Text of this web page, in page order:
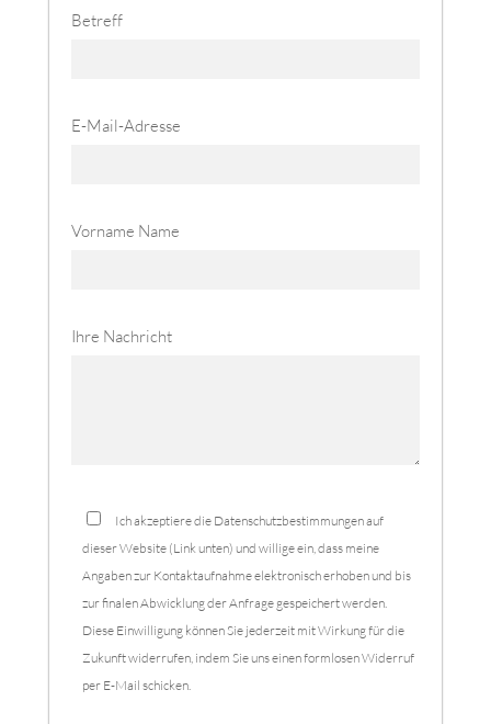
Betreff
E-Mail-Adresse
Vorname Name
Ihre Nachricht
Ich akzeptiere die Datenschutzbestimmungen auf
dieser Website (Link unten) und willige ein, dass meine
Angaben zur Kontaktaufnahme elektronisch erhoben und bis
zur finalen Abwicklung der Anfrage gespeichert werden.
Diese Einwilligung können Sie jederzeit mit Wirkung für die
Zukunft widerrufen, indem Sie uns einen formlosen Widerruf
per E-Mail schicken.